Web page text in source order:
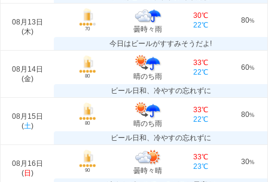
08月13日
(木) 70 曇時々雨
30℃
22℃
80%
今日はビールがすすみそうだよ!
08月14日
(金) 80 晴のち雨
33℃
22℃
60%
ビール日和、冷やすの忘れずに
08月15日
(土) 80 晴のち雨
33℃
22℃
80%
ビール日和、冷やすの忘れずに
08月16日
(日 ) 90 曇時々晴
33℃
23℃
30%